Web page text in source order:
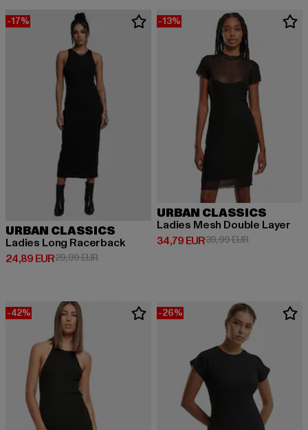
-17%
URBAN CLASSICS
Ladies Long Racerback
24,89 EUR
Derzeitiger Preis: 24,89 EUR
29,99 EURAktionspreis: 29,99 EUR
-13%
URBAN CLASSICS
Ladies Mesh Double Layer
34,79 EUR
Derzeitiger Preis: 34,79 EUR
39,99 EURAktionspreis:
-42% -26%